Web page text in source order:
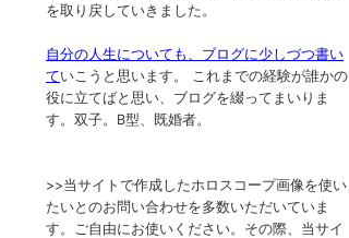
を取り戻していきました。
自分の人生についても、ブログに少しづつ書い
ていこうと思います。 これまでの経験が誰かの
役に立てばと思い、ブログを綴ってまいりま
す。双子。B型、既婚者。
>>当サイトで作成したホロスコープ画像を使い
たいとのお問い合わせを多数いただいていま
す。ご自由にお使いください。その際、当サイ